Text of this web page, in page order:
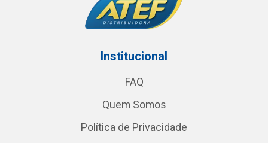
Institucional
FAQ
Quem Somos
Política de Privacidade